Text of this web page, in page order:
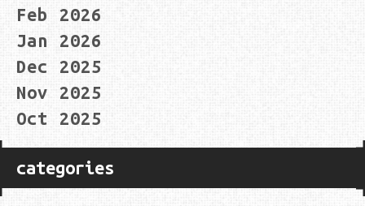
Feb 2026
Jan 2026
Dec 2025
Nov 2025
Oct 2025
categories